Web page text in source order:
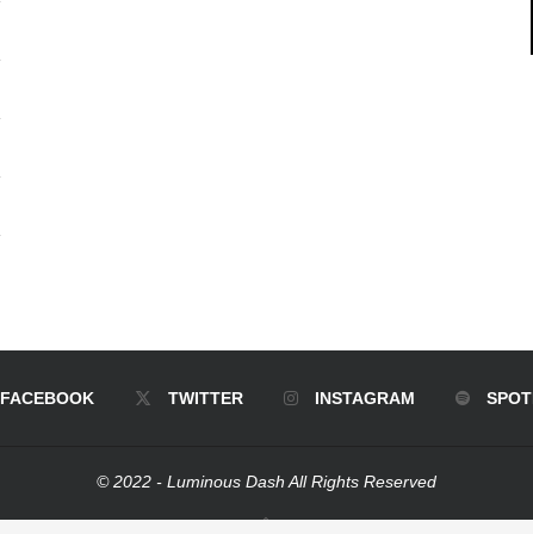
FACEBOOK TWITTER INSTAGRAM
© 2022 - Luminous Dash All Rights Reserved